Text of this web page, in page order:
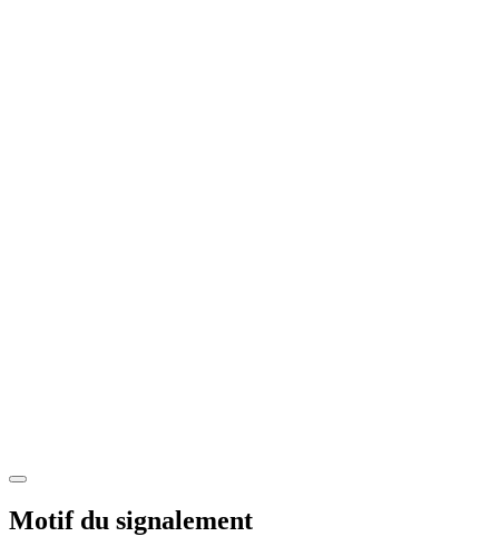
Motif du signalement